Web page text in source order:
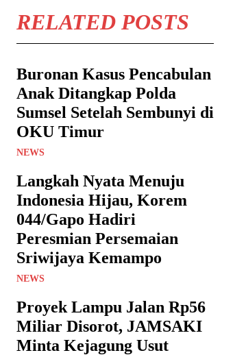
RELATED POSTS
Buronan Kasus Pencabulan
Anak Ditangkap Polda
Sumsel Setelah Sembunyi di
OKU Timur
NEWS
Langkah Nyata Menuju
Indonesia Hijau, Korem
044/Gapo Hadiri
Peresmian Persemaian
Sriwijaya Kemampo
NEWS
Proyek Lampu Jalan Rp56
Miliar Disorot, JAMSAKI
Minta Kejagung Usut